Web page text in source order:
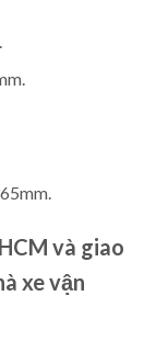
và giao
xe vận